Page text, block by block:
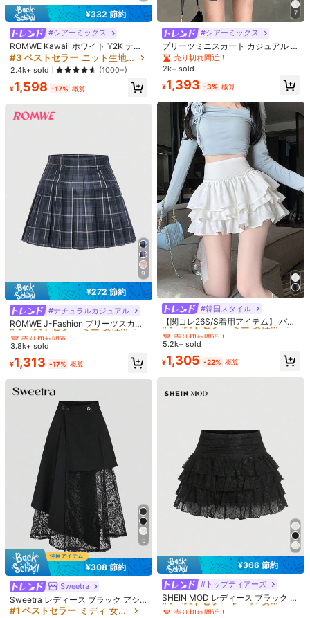
4.47 66 フォロワー
4.47 66 フォロワー
66 フォロワー
66 フォロワー
66 フォロワー
4.47 66 フォロワー
4.47 66 フォロワー
66 フォロワー
4.47 66 フォロワー
637 件が最近販売されました
フォロー すべての商品
あなたにおすすめの商品
おすすめ アパレルアクセサリー ジュエリー＆ウォッチ アンダーウ
ルーズ ハイウエスト ストライプ ワ
イドレッグパンツ、ドローストリン
グ ウエスト、多用途 (ストライプパ
ターンランダム) 春、エフォートレス
スタイル
#1 ベストセラー に カジュアル カジュアルパンツ
売り切れ間近！
#1 ベストセラー に カジュアル カジュアルパンツ
売り切れ間近！
#1 ベストセラー に カジュアル カジュアルパンツ
売り切れ間近！
#1 ベストセラー
売り切れ間近！
10k+ sold
1,394 -3% 概算
4
¥43 節約
#韓国スタイル
レディース 無地 レイヤード フリル
#2 ベストセラー
売り切れ間近！
#2 ベストセラー
#2 ベストセラー
国内発送 新作 レディース ロングスカ
ート Aライン ハイウエスト ゴムウエ
スト 全身プリント / ハンバーガー キ
ャラクター プリント 食べ物 イラス
ト グラフィティ風 アメリカンコミッ
ク風 / カラフル マルチカラー レトロ
#10 ベストセラー
¥1,451
-20%
8
¥269 節約
Dazy Weekend
DAZY レディース ファッション ニッ
#2 ベストセラー
売り切れ間近！
#2 ベストセラー
#2 ベストセラー
¥332 節約
#シアーミックス
ROMWE Kawaii ホワイト Y2K テク
スチャード生地 スイートケーキヘム
スプライス レディース ローウエスト
ミニスカート、多用途スカート、秋/
冬
#3 ベストセラー ニット生地 女性のスカート
2.4k+ sold (1000+)
¥1,598 -17% 概算
9
¥272 節約
#ナチュラルカジュアル
ROMWE J-Fashion プリーツスカー
ト チェック柄 プレッピースタイル
サマー、スクール、レディースカジ
ラーフィット、ナチュラルブラック
チェック、春夏、カジュアルデイリ
ーウェア
#4 ベストセラー ミニ 女性のスカート
売り切れ間近！
#4 ベストセラー ミニ 女性のスカート
売り切れ間近！
#4 ベストセラー ミニ 女性のスカート
売り切れ間近！
#4 ベストセラー
売り切れ間近！
3.8k+ sold
¥1,313 -17% 概算
5
¥308 節約
Sweetra
Sweetra レディース ブラック アシ
ンメトリー 透かし彫り レースパッチ
#1 ベストセラー ミディ 女性のスカート
7
#シアーミックス
プリーツミニスカート カジュアル 春
物 売り切れ間近！
2k+ sold
¥1,393 -3% 概算
#韓国スタイル
【関コレ26S/S着用アイテム】 バレ
エインスピレーション ラッフル ミニ
スカート、ハイウエスト、多用途、
ホワイト
#1 ベストセラー ミニ 女性のスカート
売り切れ間近！
#1 ベストセラー ミニ 女性のスカート
売り切れ間近！
#1 ベストセラー ミニ 女性のスカート
売り切れ間近！
#1 ベストセラー
売り切れ間近！
5.2k+ sold
¥1,305 -22% 概算
¥366 節約
#トップティアーズ
SHEIN MOD レディース ブラック レ
ース フリルヘム ミニスカート、バレ
#1 ベストセラー レース 女性用ボトムス
売り切れ間近！
#1 ベストセラー レース 女性用ボトムス
売り切れ間近！
#1 ベストセラー レース 女性用ボトムス
売り切れ間近！